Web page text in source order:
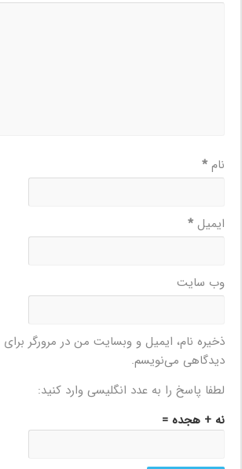
نام*
ایمیل*
وب‌ سایت
ذخیره نام، ایمیل و وبسایت من در مرورگر برای
دیدگاهی می‌نویسم.
لطفا پاسخ را به عدد انگلیسی وارد کنید:
نه + هجده =